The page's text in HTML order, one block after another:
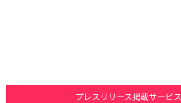
プレスリリース掲載サービス